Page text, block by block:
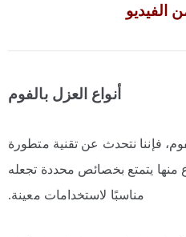
الفيديو
أنواع العزل بالفوم
فإننا نتحدث عن تقنية متطورة
منها يتمتع بخصائص محددة تجعله
مناسبًا لاستخدامات معينة.